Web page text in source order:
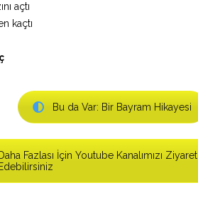
açtı
kaçtı
Bu da Var: Bir Bayram Hikayesi
Daha Fazlası İçin Youtube Kanalımızı Ziyaret
Edebilirsiniz